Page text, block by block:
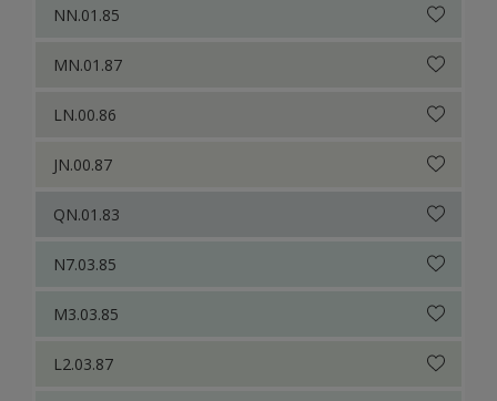
NN.01.85
MN.01.87
LN.00.86
JN.00.87
QN.01.83
N7.03.85
M3.03.85
L2.03.87